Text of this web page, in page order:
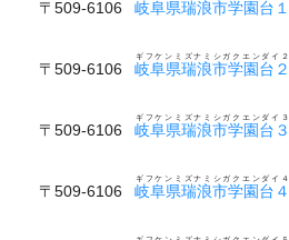
〒509-6106 岐阜県瑞浪市学園台１
〒509-6106 岐阜県瑞浪市学園台２
ギフケンミズナミシガクエンダイ２
〒509-6106 岐阜県瑞浪市学園台３
ギフケンミズナミシガクエンダイ３
〒509-6106 岐阜県瑞浪市学園台４
ギフケンミズナミシガクエンダイ４